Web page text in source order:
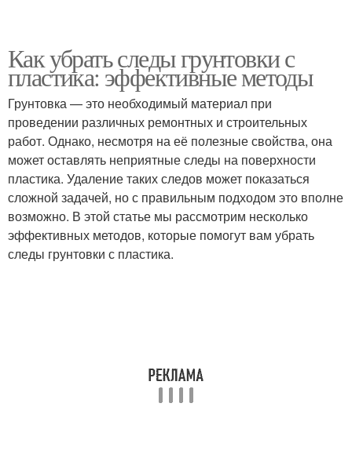
Как убрать следы грунтовки с
пластика: эффективные методы
Грунтовка — это необходимый материал при
проведении различных ремонтных и строительных
работ. Однако, несмотря на её полезные свойства, она
может оставлять неприятные следы на поверхности
пластика. Удаление таких следов может показаться
сложной задачей, но с правильным подходом это вполне
возможно. В этой статье мы рассмотрим несколько
эффективных методов, которые помогут вам убрать
следы грунтовки с пластика.